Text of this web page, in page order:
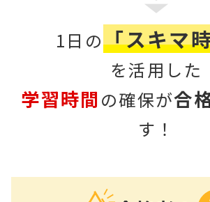
1日の「スキマ
を活用した
学習時間 の確保が合
す！